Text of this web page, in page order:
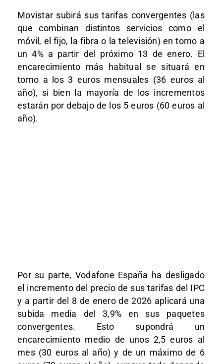
Movistar subirá sus tarifas convergentes (las
que combinan distintos servicios como el
móvil, el fijo, la fibra o la televisión) en torno a
un 4% a partir del próximo 13 de enero. El
encarecimiento más habitual se situará en
torno a los 3 euros mensuales (36 euros al
año), si bien la mayoría de los incrementos
estarán por debajo de los 5 euros (60 euros al
año).
Por su parte, Vodafone España ha desligado
el incremento del precio de sus tarifas del IPC
y a partir del 8 de enero de 2026 aplicará una
subida media del 3,9% en sus paquetes
convergentes. Esto supondrá un
encarecimiento medio de unos 2,5 euros al
mes (30 euros al año) y de un máximo de 6